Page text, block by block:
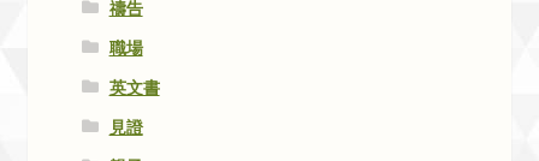
禱告
職場
英文書
見證